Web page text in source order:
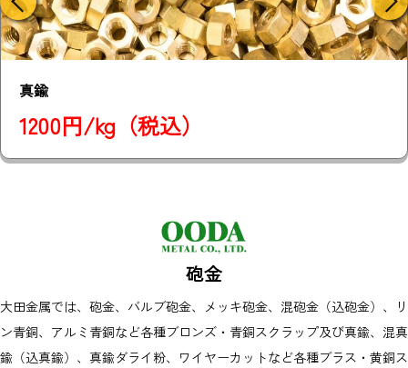
混真鍮
1200円/kg（税込）
砲金
大田金属では、砲金、バルブ砲金、メッキ砲金、混砲金（込砲金）、リ
ン青銅、アルミ青銅など各種ブロンズ・青銅スクラップ及び真鍮、混真
鍮（込真鍮）、真鍮ダライ粉、ワイヤーカットなど各種ブラス・黄銅ス